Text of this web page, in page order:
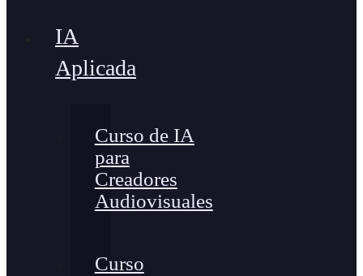
IA
Aplicada
Curso de IA
para
Creadores
Audiovisuales
Curso